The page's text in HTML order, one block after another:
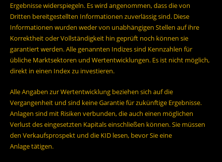
Ergebnisse widerspiegeln. Es wird angenommen, dass die von
Dritten bereitgestellten Informationen zuverlässig sind. Diese
Informationen wurden weder von unabhängigen Stellen auf ihre
Korrektheit oder Vollständigkeit hin geprüft noch können sie
garantiert werden. Alle genannten Indizes sind Kennzahlen für
übliche Marktsektoren und Wertentwicklungen. Es ist nicht möglich,
direkt in einen Index zu investieren.
Alle Angaben zur Wertentwicklung beziehen sich auf die
Vergangenheit und sind keine Garantie für zukünftige Ergebnisse.
Anlagen sind mit Risiken verbunden, die auch einen möglichen
Verlust des eingesetzten Kapitals einschließen können. Sie müssen
den Verkaufsprospekt und die KID lesen, bevor Sie eine
Anlage tätigen.